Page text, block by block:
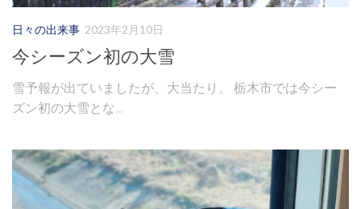
日々の出来事 2023年2月10日
今シーズン初の大雪
雪予報が出ていましたが、大当たり。 栃木市では今シー
ズン初の大雪とな...